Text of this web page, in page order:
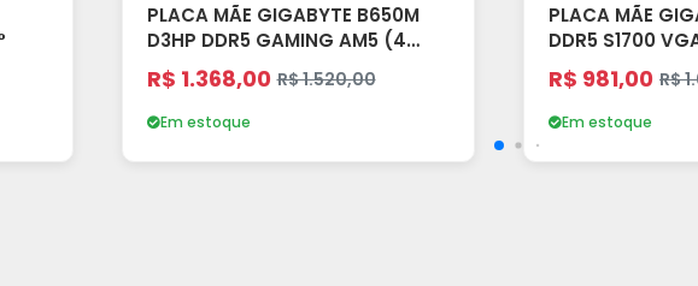
PLACA MÃE GIGABYTE B650M
D3HP DDR5 GAMING AM5 (4
SLOTS), M-ATX - PRETO (A)
R$ 1.368,00 R$ 1.520,00
Em estoque
PLACA MÃE
DDR5 S1700
SLOTS)
R$ 981,00 R$
Em estoque